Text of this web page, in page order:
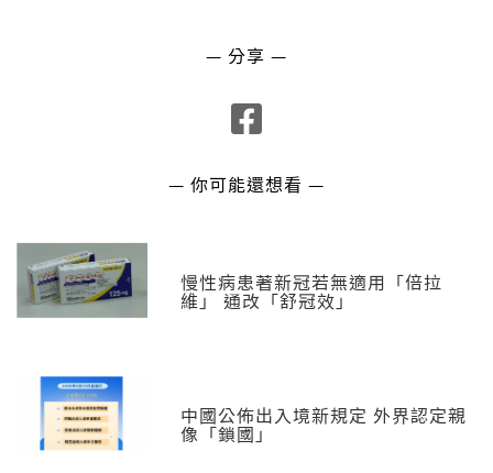
— 分享 —
— 你可能還想看 —
慢性病患著新冠若無適用「倍拉
維」 通改「舒冠效」
中國公佈出入境新規定 外界認定親
像「鎖國」